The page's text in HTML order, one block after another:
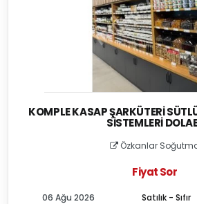
KOMPLE KASAP ŞARKÜTERI
SISTEMLERI
Özkanlar
Fiyat Sor
Satılık - Sıfır
06 Ağu 2026